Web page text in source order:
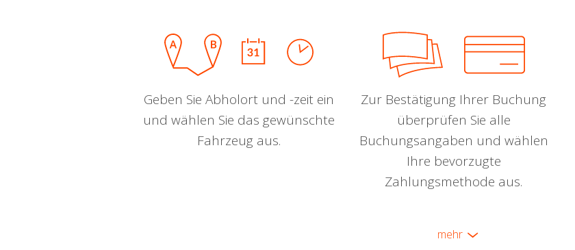
Geben Sie Abholort und -zeit ein
und wählen Sie das gewünschte
Fahrzeug aus.
Zur Bestätigung Ihrer Buchung
überprüfen Sie alle
Buchungsangaben und wählen
Ihre bevorzugte
Zahlungsmethode aus.
mehr